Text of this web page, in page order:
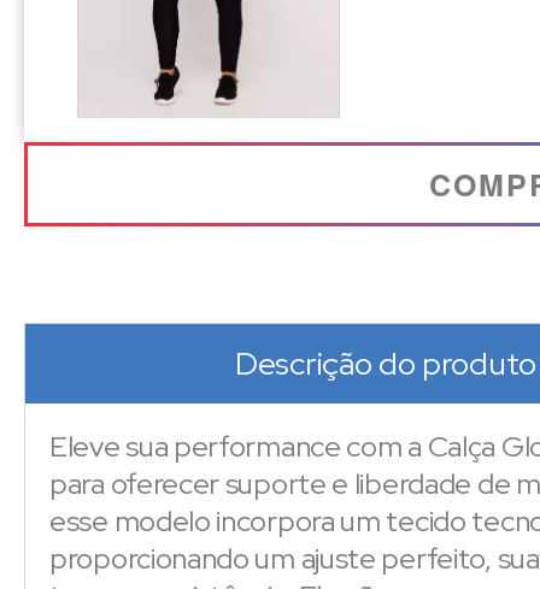
Descrição do produto
Eleve sua performance com a Calça
para oferecer suporte e liberdade de
esse modelo incorpora um tecido
proporcionando um ajuste perfeito,